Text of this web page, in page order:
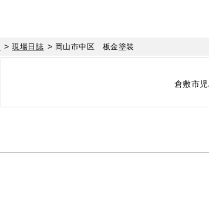
>現場日誌 > 岡山市中区 板金塗装
倉敷市